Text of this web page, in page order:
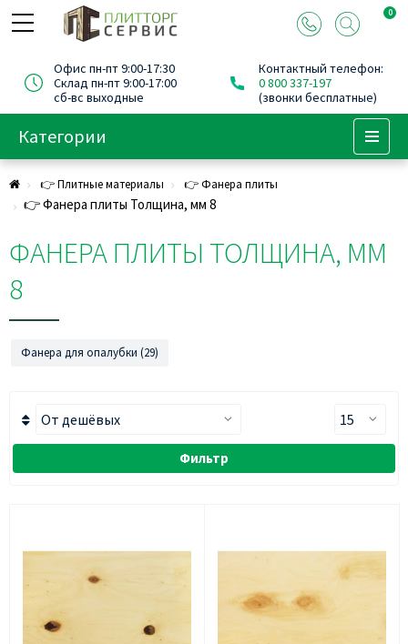
0
Офис пн-пт 9:00-17:30
Склад пн-пт 9:00-17:00
сб-вс выходные
Контактный телефон:
0 800 337-197
(звонки бесплатные)
Категории
👉 Плитные материалы 👉 Фанера плиты
👉 Фанера плиты Толщина, мм 8
ФАНЕРА ПЛИТЫ ТОЛЩИНА, ММ
8
Фанера для опалубки (29)
Фильтр